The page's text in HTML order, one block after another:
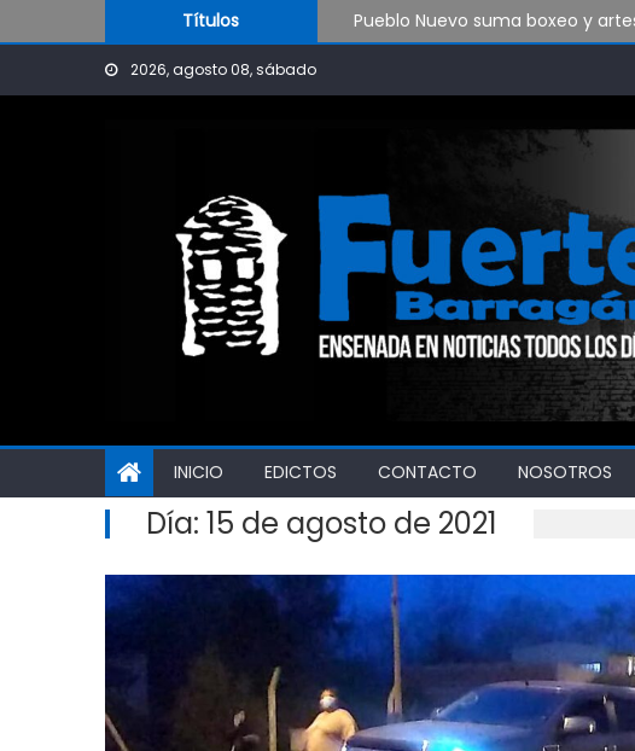
Títulos
Pueblo Nuevo suma boxeo y
OPINIÓN: ¿Hasta cuándo
2026, agosto 08, sábado
INICIO EDICTOS CONTACTO NOSOTROS
Día: 15 de agosto de 2021